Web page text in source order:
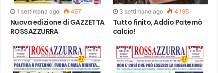
1 settimana ago 457
Nuova edizione di GAZZETTA
ROSSAZZURRA
3 settimane ago 4.195
Tutto finito, Addio Paternò
calcio!